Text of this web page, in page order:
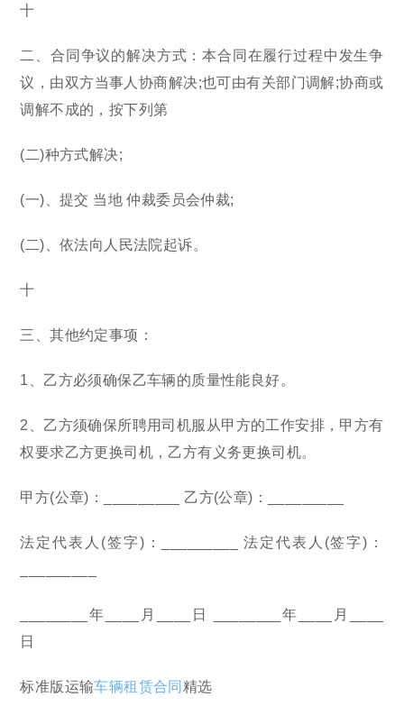
十
二、合同争议的解决方式：本合同在履行过程中发生争
议，由双方当事人协商解决;也可由有关部门调解;协商或
调解不成的，按下列第
(二)种方式解决;
(一)、提交 当地 仲裁委员会仲裁;
(二)、依法向人民法院起诉。
十
三、其他约定事项：
1、乙方必须确保乙车辆的质量性能良好。
2、乙方须确保所聘用司机服从甲方的工作安排，甲方有
权要求乙方更换司机，乙方有义务更换司机。
甲方(公章)：_________ 乙方(公章)：_________
法定代表人(签字)：_________ 法定代表人(签字)：
________年____月____日 ________年____月____
日
标准版运输车辆租赁合同 精选